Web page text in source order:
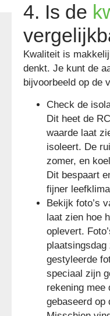
4. Is de
Kwaliteit is
denkt. Je kunt de
bijvoorbeeld op de
Check de
Dit heet de
waarde laat
isoleert. De
zomer, en
Dit bespaart
fijner
Bekijk foto’s
laat zien hoe
oplevert.
gestyleerde
speciaal zijn
rekening mee
gebaseerd op